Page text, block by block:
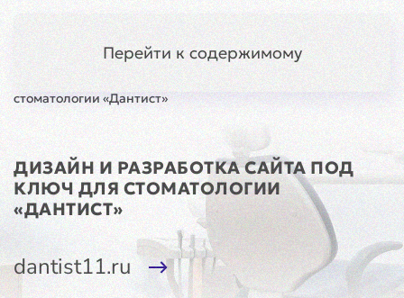
Перейти к содержимому
стоматологии «Дантист»
ДИЗАЙН И РАЗРАБОТКА САЙТА ПОД
КЛЮЧ ДЛЯ СТОМАТОЛОГИИ
«ДАНТИСТ»
dantist11.ru